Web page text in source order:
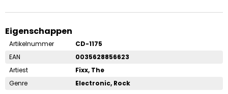
Eigenschappen
Artikelnummer
CD-1175
EAN
0035628856623
Artiest
Fixx, The
Genre
Electronic, Rock